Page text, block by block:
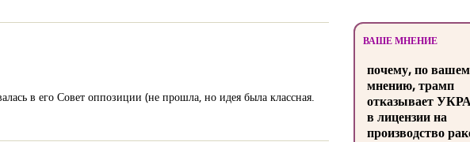
в его Совет оппозиции (не прошла, но идея была классная.
ВАШЕ МНЕНИЕ
почему, по
мнению, трамп
отказывает
в лицензии на
производство